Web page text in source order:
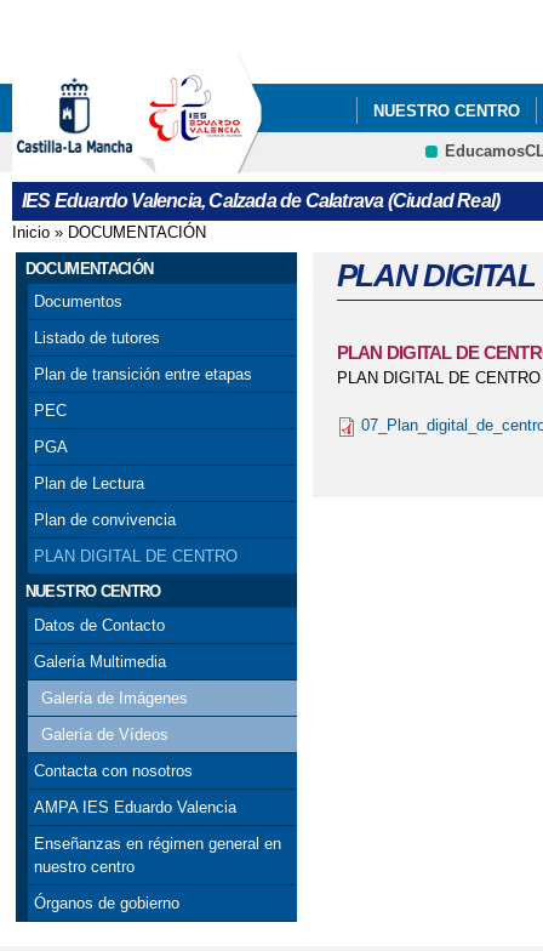
NUESTRO CENTRO
DEPARTAMENTOS
CRFP
IES Eduardo Valencia, Calzada de Calatrava (Ciudad Real)
Se encuentra usted aquí
Inicio » DOCUMENTACIÓN
DOCUMENTACIÓN
Documentos
Listado de tutores
Plan de transición entre etapas
PEC
PGA
Plan de Lectura
Plan de convivencia
PLAN DIGITAL DE CENTRO
NUESTRO CENTRO
Datos de Contacto
Galería Multimedia
Galería de Imágenes
Galería de Vídeos
Contacta con nosotros
AMPA IES Eduardo Valencia
Enseñanzas en régimen general en
nuestro centro
Órganos de gobierno
PLAN
PLAN DIGITAL DE
PLAN DIGITAL DE